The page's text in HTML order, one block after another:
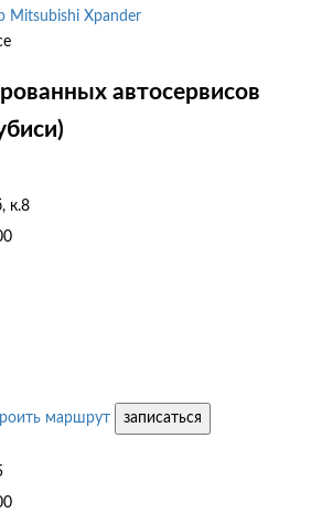
Mitsubishi Xpander
автосервисов
к.8
маршрут
записаться